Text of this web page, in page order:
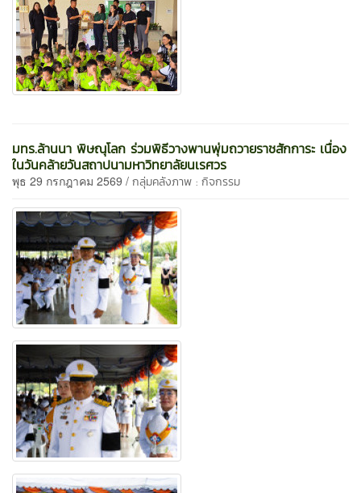
มทร.ล้านนา พิษณุโลก ร่วมพิธีวางพานพุ่มถวายราชสักการะ เนื่อง
ในวันคล้ายวันสถาปนามหาวิทยาลัยนเรศวร
พุธ 29 กรกฎาคม 2569 / กลุ่มคลังภาพ : กิจกรรม